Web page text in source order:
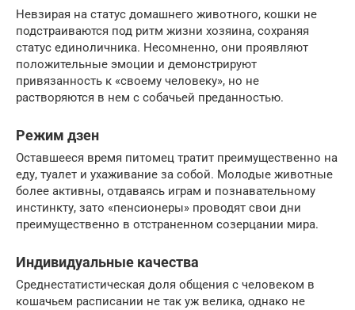
Невзирая на статус домашнего животного, кошки не
подстраиваются под ритм жизни хозяина, сохраняя
статус единоличника. Несомненно, они проявляют
положительные эмоции и демонстрируют
привязанность к «своему человеку», но не
растворяются в нем с собачьей преданностью.
Режим дзен
Оставшееся время питомец тратит преимущественно на
еду, туалет и ухаживание за собой. Молодые животные
более активны, отдаваясь играм и познавательному
инстинкту, зато «пенсионеры» проводят свои дни
преимущественно в отстраненном созерцании мира.
Индивидуальные качества
Среднестатистическая доля общения с человеком в
кошачьем расписании не так уж велика, однако не